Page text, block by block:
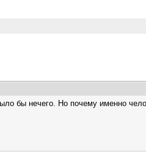
бы нечего. Но почему именно